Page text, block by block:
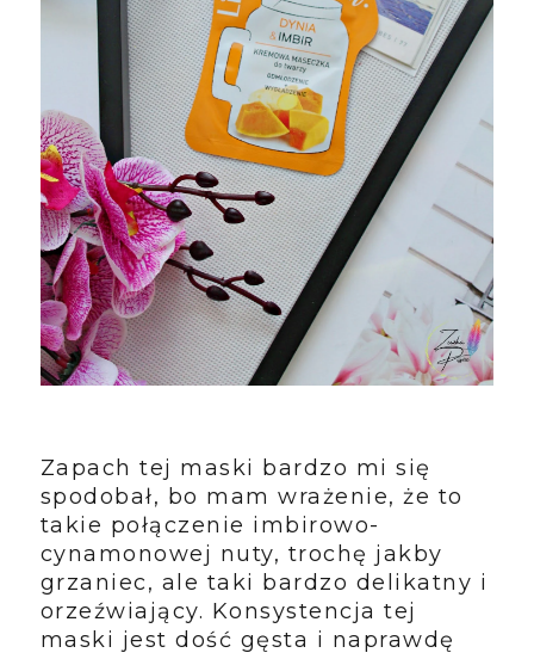
Zapach tej maski bardzo mi się
spodobał, bo mam wrażenie, że to
takie połączenie imbirowo-
cynamonowej nuty, trochę jakby
grzaniec, ale taki bardzo delikatny i
orzeźwiający. Konsystencja tej
maski jest dość gęsta i naprawdę